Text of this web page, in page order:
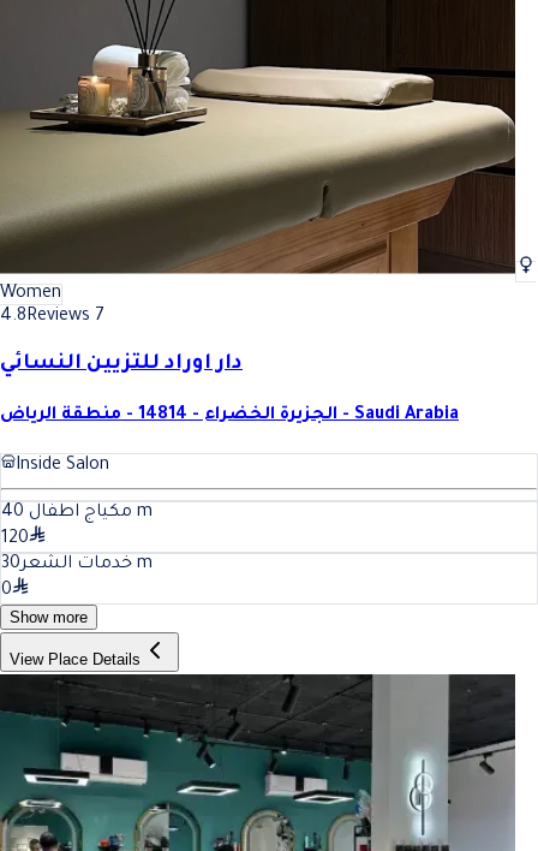
Women
4.8Reviews 7
دار اوراد للتزيين النسائي
الجزيرة الخضراء - 14814 - منطقة الرياض - Saudi Arabia
Inside Salon
مكياج اطفال 40
m
120
خدمات الشعر30
m
0
Show more
View Place Details